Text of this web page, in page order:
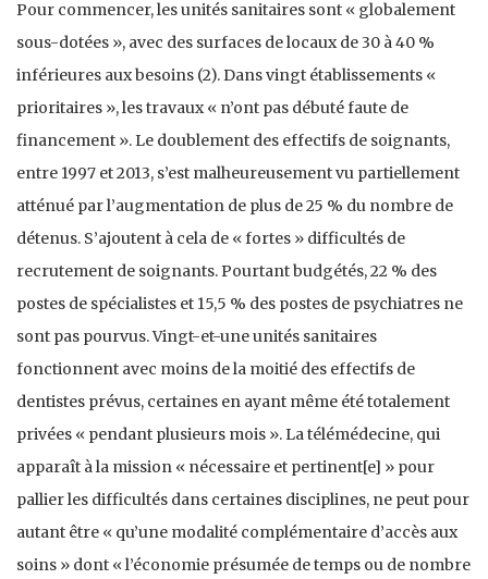
Pour commencer, les unités sanitaires sont « globalement
sous-dotées », avec des surfaces de locaux de 30 à 40 %
inférieures aux besoins (2). Dans vingt établissements «
prioritaires », les travaux « n’ont pas débuté faute de
financement ». Le doublement des effectifs de soignants,
entre 1997 et 2013, s’est malheureusement vu partiellement
atténué par l’augmentation de plus de 25 % du nombre de
détenus. S’ajoutent à cela de « fortes » difficultés de
recrutement de soignants. Pourtant budgétés, 22 % des
postes de spécialistes et 15,5 % des postes de psychiatres ne
sont pas pourvus. Vingt-et-une unités sanitaires
fonctionnent avec moins de la moitié des effectifs de
dentistes prévus, certaines en ayant même été totalement
privées « pendant plusieurs mois ». La télémédecine, qui
apparaît à la mission « nécessaire et pertinent[e] » pour
pallier les difficultés dans certaines disciplines, ne peut pour
autant être « qu’une modalité complémentaire d’accès aux
soins » dont « l’économie présumée de temps ou de nombre